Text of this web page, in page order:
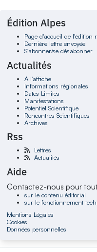
Édition Alpes
Page d'accueil de l'édition
Dernière lettre envoyée
S'abonner/se désabonner
Actualités
À l'affiche
Informations régionales
Dates Limites
Manifestations
Potentiel Scientifique
Rencontres Scientifiques
Archives
Rss
Lettres
Actualités
Aide
Contactez-nous pour
sur le contenu éditorial
sur le fonctionnement
Mentions Légales
Cookies
Données personnelles